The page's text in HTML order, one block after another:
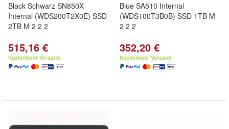
Black Schwarz SN850X
Internal (WDS200T2X0E) SSD
2TB M 2 2 2
515,16 €
Kostenloser Versand
Blue SA510 Internal
(WDS100T3B0B) SSD 1TB M
2 2 2
352,20 €
Kostenloser Versand